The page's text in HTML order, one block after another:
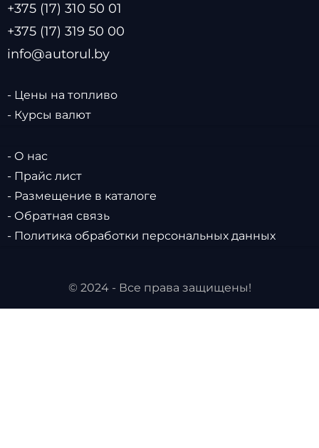
+375 (17) 310 50 01
+375 (17) 319 50 00
info@autorul.by
- Цены на топливо
- Курсы валют
- О нас
- Прайс лист
- Размещение в каталоге
- Обратная связь
- Политика обработки персональных данных
© 2024 - Все права защищены!